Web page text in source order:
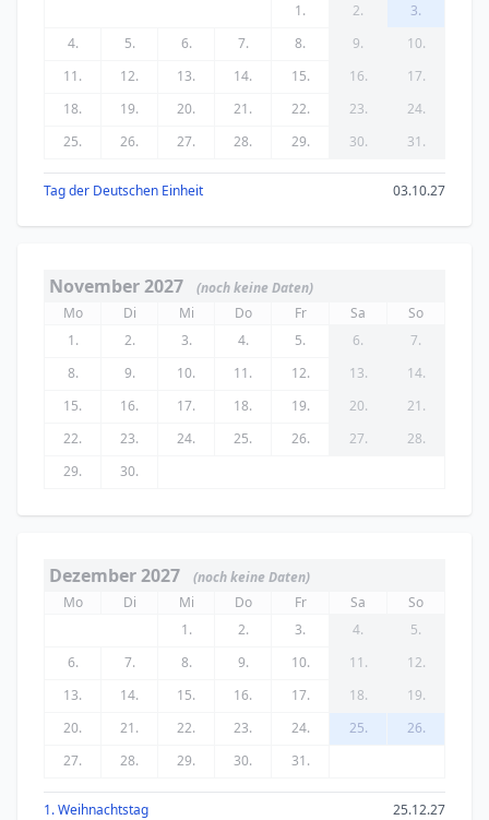
1.
2.
3.
4.
5. 6. 7. 8. 9.
10.
11.
12. 13. 14. 15. 16.
17.
18.
19. 20. 21. 22. 23.
24.
25.
26. 27. 28. 29. 30. 31.
Tag der Deutschen Einheit 03.10.27
November 2027
(noch keine Daten)
Mo
Di Mi Do Fr Sa
So
1.
2. 3. 4. 5. 6.
7.
8.
9. 10. 11. 12. 13.
14.
15.
16. 17. 18. 19. 20.
21.
22.
23. 24. 25. 26. 27.
28.
29.
30.
Dezember 2027
(noch keine Daten)
Mo
Di Mi Do Fr Sa
So
1.
2. 3. 4.
5.
6.
7. 8. 9. 10. 11.
12.
13.
14. 15. 16. 17. 18.
19.
20.
21. 22. 23. 24. 25.
26.
27.
28. 29. 30. 31.
1. Weihnachtstag
25.12.27